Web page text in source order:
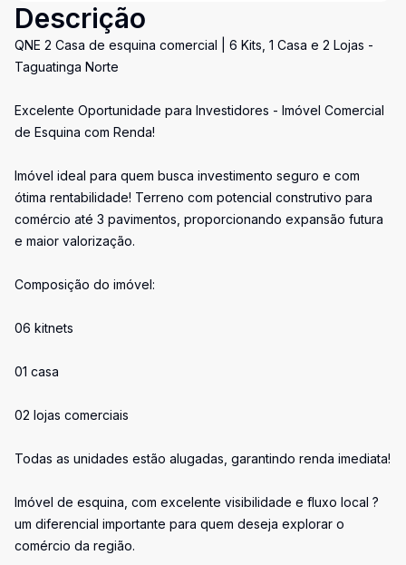
Descrição
QNE 2 Casa de esquina comercial | 6 Kits, 1 Casa e 2 Lojas -
Taguatinga Norte
Excelente Oportunidade para Investidores - Imóvel Comercial
de Esquina com Renda!
Imóvel ideal para quem busca investimento seguro e com
ótima rentabilidade! Terreno com potencial construtivo para
comércio até 3 pavimentos, proporcionando expansão futura
e maior valorização.
Composição do imóvel:
06 kitnets
01 casa
02 lojas comerciais
Todas as unidades estão alugadas, garantindo renda imediata!
Imóvel de esquina, com excelente visibilidade e fluxo local ?
um diferencial importante para quem deseja explorar o
comércio da região.